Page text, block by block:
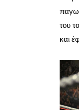
του
και